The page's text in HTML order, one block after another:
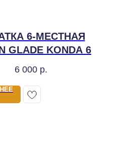
6-МЕСТНАЯ
GLADE KONDA 6
6 000 р.